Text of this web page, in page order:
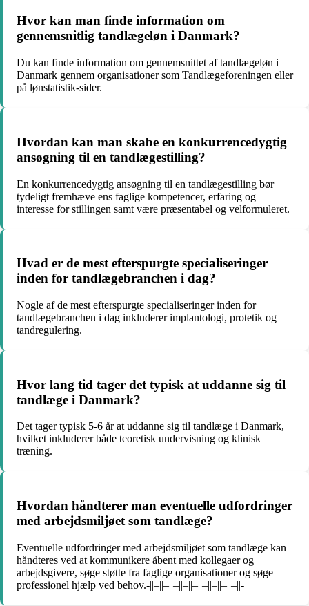
Hvor kan man finde information om
gennemsnitlig tandlægeløn i Danmark?
Du kan finde information om gennemsnittet af tandlægeløn i
Danmark gennem organisationer som Tandlægeforeningen eller
på lønstatistik-sider.
Hvordan kan man skabe en konkurrencedygtig
ansøgning til en tandlægestilling?
En konkurrencedygtig ansøgning til en tandlægestilling bør
tydeligt fremhæve ens faglige kompetencer, erfaring og
interesse for stillingen samt være præsentabel og velformuleret.
Hvad er de mest efterspurgte specialiseringer
inden for tandlægebranchen i dag?
Nogle af de mest efterspurgte specialiseringer inden for
tandlægebranchen i dag inkluderer implantologi, protetik og
tandregulering.
Hvor lang tid tager det typisk at uddanne sig til
tandlæge i Danmark?
Det tager typisk 5-6 år at uddanne sig til tandlæge i Danmark,
hvilket inkluderer både teoretisk undervisning og klinisk
træning.
Hvordan håndterer man eventuelle udfordringer
med arbejdsmiljøet som tandlæge?
Eventuelle udfordringer med arbejdsmiljøet som tandlæge kan
håndteres ved at kommunikere åbent med kollegaer og
arbejdsgivere, søge støtte fra faglige organisationer og søge
professionel hjælp ved behov.-||–||–||–||–||–||–||–||–||–||-